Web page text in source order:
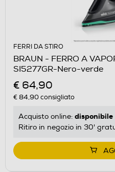
FERRI DA STIRO
BRAUN - FERRO A
SI5277GR-Nero-verde
€ 64,90
€ 84,90consigliato
Acquisto online: disponibile
Ritiro in negozio in 30'